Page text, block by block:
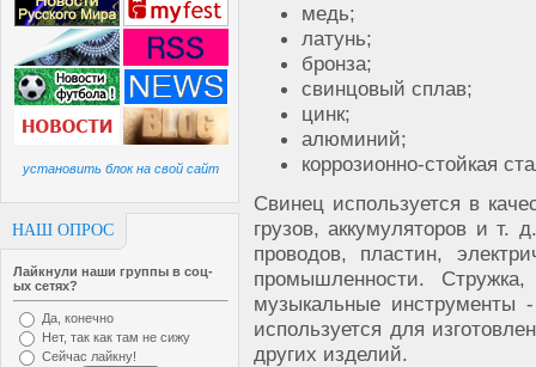
установить блок на свой сайт
НАШ ОПРОС
Лайкнули наши группы в соц-
ых сетях?
Да, конечно
Нет, так как там не сижу
Сейчас лайкну!
медь;
латунь;
бронза;
свинцовый сплав;
цинк;
алюминий;
коррозионно-стойкая
Свинец используется в
грузов, аккумуляторов и т.
проводов, пластин,
промышленности.
музыкальные инструменты
используется для
других изделий.